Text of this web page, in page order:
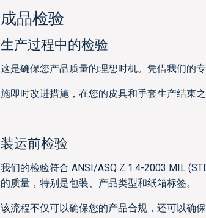
成品检验
生产过程中的检验
这是确保您产品质量的理想时机。凭借我们的
施即时改进措施，在您的皮具和手套生产结束之
装运前检验
我们的检验符合 ANSI/ASQ Z 1.4-2003 MIL
的质量，特别是包装、产品类型和纸箱标签。
该流程不仅可以确保您的产品合规，还可以确保